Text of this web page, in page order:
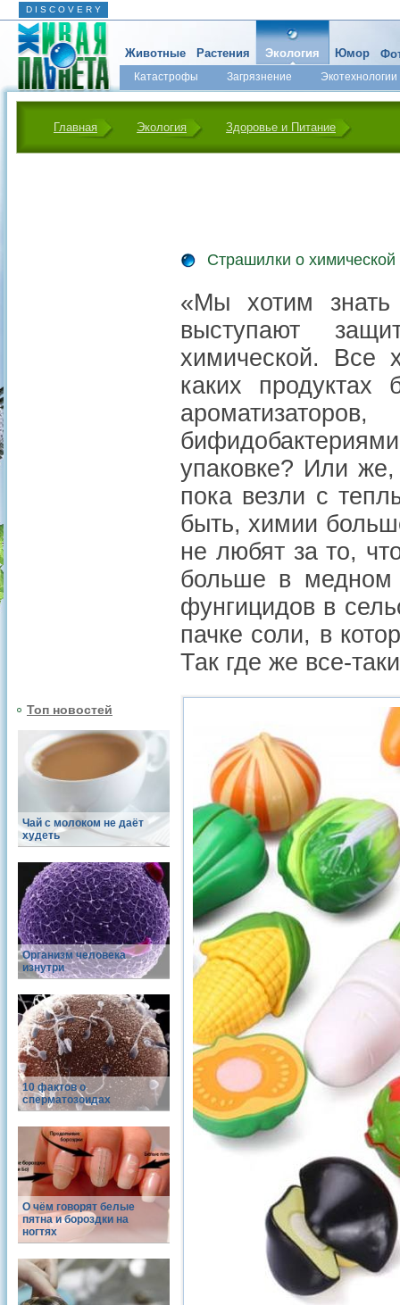
D I S C O V E R Y
Животные Растения Экология
Катастрофы Загрязнение Экотехнологии
Юмор
Главная Экология Здоровье и Питание
Топ новостей
Чай с молоком не даёт
худеть
Организм человека
изнутри
10 фактов о
сперматозоидах
О чём говорят белые
пятна и бороздки на
ногтях
Cтрашилки о
«Мы хотим
выступают
химической. Все
каких
упаковке? Или
пока везли с
быть, химии
не любят за то,
больше в медном
фунгицидов в
пачке соли, в
Так где же все-